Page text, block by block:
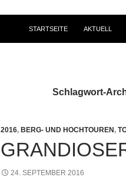
STARTSEITE AKTUELL
Schlagwort-
2016, BERG- UND HOCHTOUREN,
24. SEPTEMBER 2016